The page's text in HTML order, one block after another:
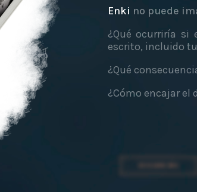
Enki no puede
¿Qué ocurriría
escrito, incluido
¿Qué
¿Cómo encajar el